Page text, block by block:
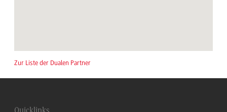
Zur Liste der Dualen Partner